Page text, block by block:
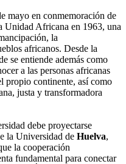
mayo en conmemoración de
Unidad Africana en 1963, una
la
africanos. Desde la
se entiende además como
a las personas africanas
propio continente, así como
justa y transformadora
debe proyectarse
la Universidad de Huelva,
la cooperación
fundamental para conectar